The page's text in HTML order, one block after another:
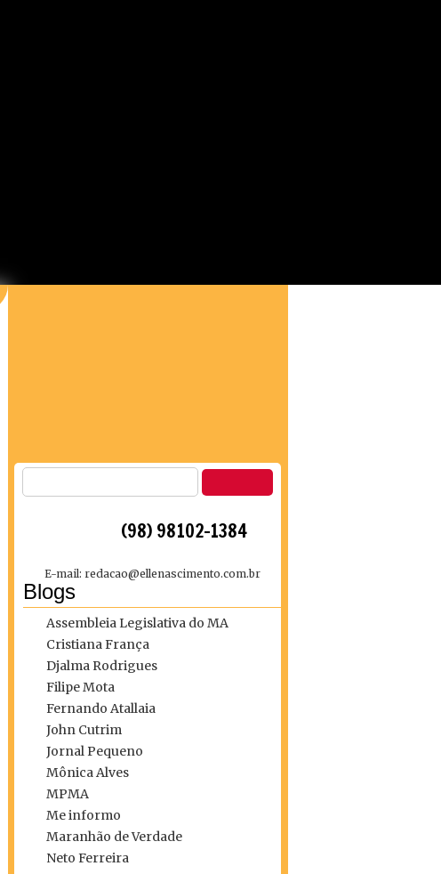
(98) 98102-1384
E-mail: redacao@ellenascimento.com.br
Blogs
Assembleia Legislativa do MA
Cristiana França
Djalma Rodrigues
Filipe Mota
Fernando Atallaia
John Cutrim
Jornal Pequeno
Mônica Alves
MPMA
Me informo
Maranhão de Verdade
Neto Ferreira